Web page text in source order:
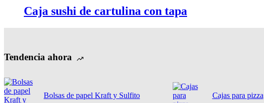
Caja sushi de cartulina con tapa
Tendencia ahora
Bolsas de papel Kraft y Sulfito Cajas para pizza